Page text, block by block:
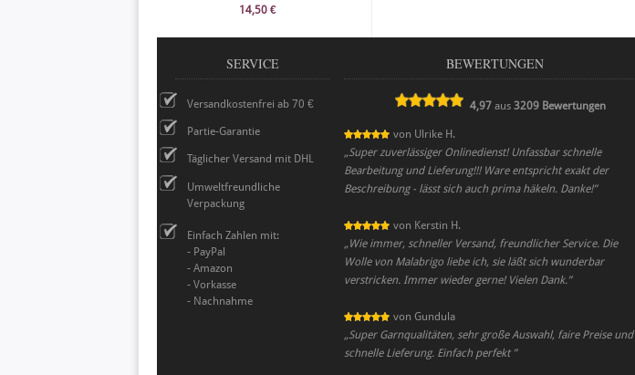
14,50 €
SERVICE
Versandkostenfrei ab 70 €
Partie-Garantie
Täglicher Versand mit DHL
Umweltfreundliche
Verpackung
Einfach Zahlen mit:
- PayPal
- Amazon
- Vorkasse
- Nachnahme
BEWERTUNGEN
4,97 aus3209 Bewertungen
von Ulrike H.
„Super zuverlässiger Onlinedienst! Unfassbar schnelle
Bearbeitung und Lieferung!!! Ware entspricht exakt der
Beschreibung - lässt sich auch prima häkeln. Danke!”
von Kerstin H.
„Wie immer, schneller Versand, freundlicher Service. Die
Wolle von Malabrigo liebe ich, sie läßt sich wunderbar
verstricken. Immer wieder gerne! Vielen Dank.”
von Gundula
„Super Garnqualitäten, sehr große Auswahl, faire Preise und
schnelle Lieferung. Einfach perfekt ”